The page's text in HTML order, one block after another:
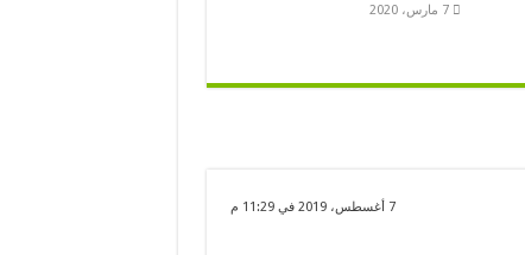
7 مارس، 2020
7 أغسطس، 2019 في 11:29 م